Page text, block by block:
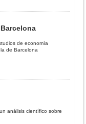
de economía
de Barcelona
análisis científico sobre